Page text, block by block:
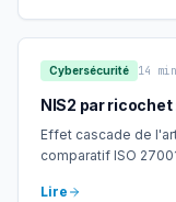
Cybersécurité 14 min
NIS2 par
Effet cascade de
comparatif ISO
Lire